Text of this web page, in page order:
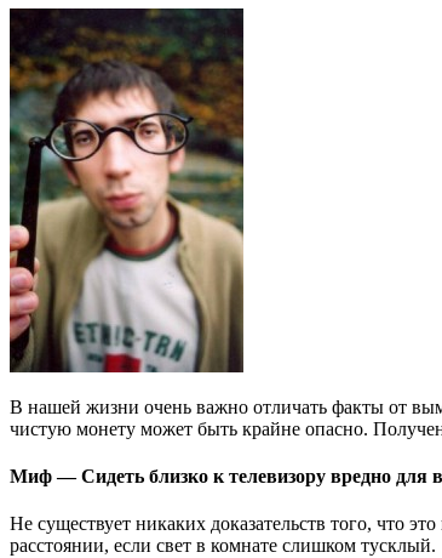
В нашей жизни очень важно отличать факты от
чистую монету может быть крайне опасно.
Миф — Сидеть близко к телевизору вредно для
Не существует никаких доказательств того, что
расстоянии, если свет в комнате слишком тусклый.